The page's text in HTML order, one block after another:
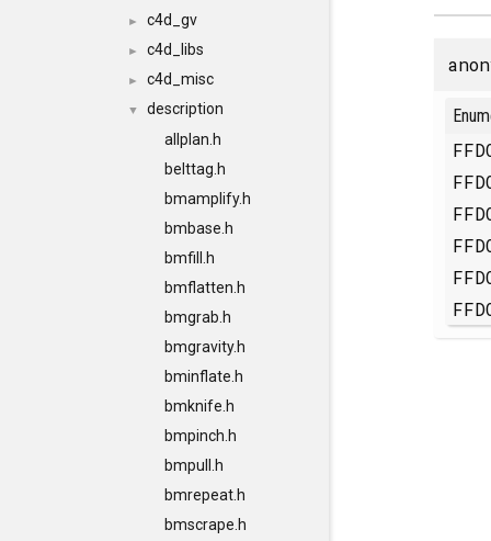
► c4d_gv
► c4d_libs
► c4d_misc
▼
description
allplan.h
belttag.h
bmamplify.h
bmbase.h
bmfill.h
bmflatten.h
bmgrab.h
bmgravity.h
bminflate.h
bmknife.h
bmpinch.h
bmpull.h
bmrepeat.h
bmscrape.h